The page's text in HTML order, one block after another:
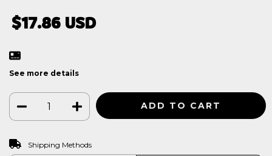
$17.86 USD
See more details
Shipping for zipcode:
Shipping Methods